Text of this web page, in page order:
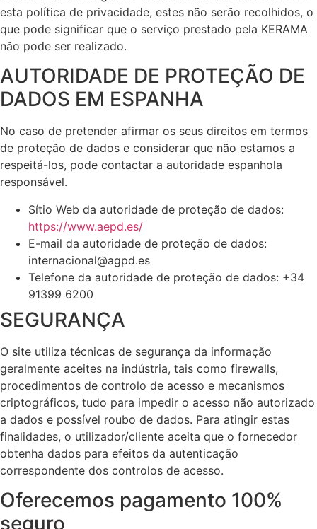
esta política de privacidade, estes não serão recolhidos, o
que pode significar que o serviço prestado pela KERAMA
não pode ser realizado.
AUTORIDADE DE PROTEÇÃO DE
DADOS EM ESPANHA
No caso de pretender afirmar os seus direitos em termos
de proteção de dados e considerar que não estamos a
respeitá-los, pode contactar a autoridade espanhola
responsável.
Sítio Web da autoridade de proteção de dados:
https://www.aepd.es/
E-mail da autoridade de proteção de dados:
internacional@agpd.es
Telefone da autoridade de proteção de dados: +34
91399 6200
SEGURANÇA
O site utiliza técnicas de segurança da informação
geralmente aceites na indústria, tais como firewalls,
procedimentos de controlo de acesso e mecanismos
criptográficos, tudo para impedir o acesso não autorizado
a dados e possível roubo de dados. Para atingir estas
finalidades, o utilizador/cliente aceita que o fornecedor
obtenha dados para efeitos da autenticação
correspondente dos controlos de acesso.
Oferecemos pagamento 100%
seguro